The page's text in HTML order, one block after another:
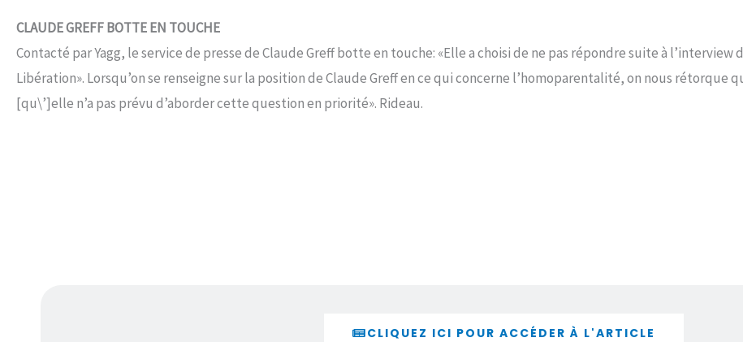
CLAUDE GREFF BOTTE EN TOUCHE
Contacté par Yagg, le service de presse de Claude Greff botte en touche: «Elle a choisi de ne pas répondre suite à l’interview
Libération». Lorsqu’on se renseigne sur la position de Claude Greff en ce qui concerne l’homoparentalité, on nous rétorque
[qu\’]elle n’a pas prévu d’aborder cette question en priorité». Rideau.
CLIQUEZ ICI POUR ACCÉDER À L'ARTICLE